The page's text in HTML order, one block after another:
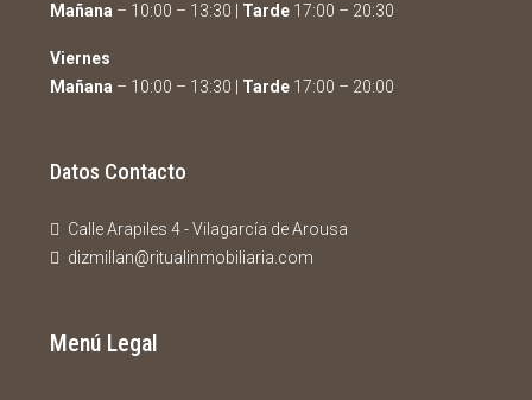
Mañana – 10:00 – 13:30 | Tarde 17:00 – 20:30
Viernes
Mañana – 10:00 – 13:30 | Tarde 17:00 – 20:00
Datos Contacto
Calle Arapiles 4 - Vilagarcía de Arousa
dizmillan@ritualinmobiliaria.com
Menú Legal